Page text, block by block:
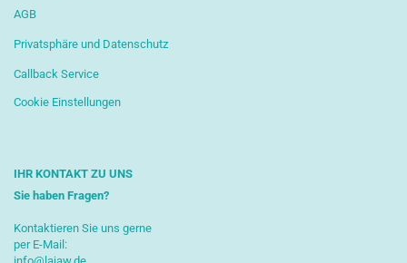
AGB
Privatsphäre und Datenschutz
Callback Service
Cookie Einstellungen
IHR KONTAKT ZU UNS
Sie haben Fragen?
Kontaktieren Sie uns gerne
per E-Mail: